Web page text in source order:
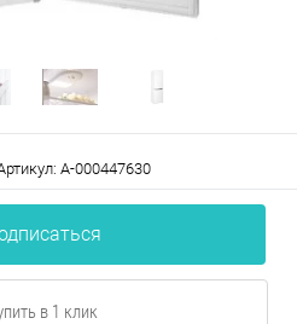
А-000447630
в 1 клик